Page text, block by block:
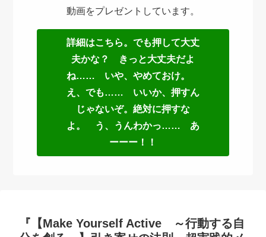
動画をプレゼントしています。
詳細はこちら。でも押して大丈
夫かな？ きっと大丈夫だよ
ね…… いや、やめておけ。
え、でも…… いいか、押すん
じゃないぞ。絶対に押すな
よ。 う、うんわかっ…… あ
ーーー！！
『【Make Yourself Active ～行動する自